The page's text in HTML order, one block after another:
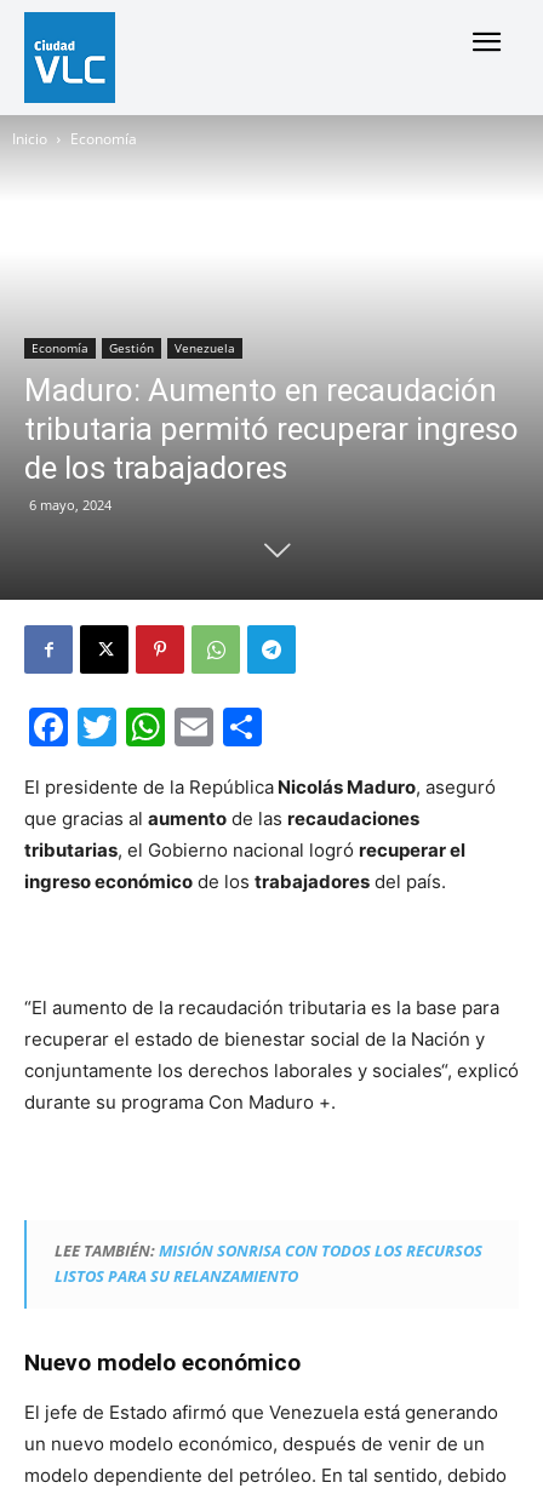
Inicio Economía
Economía Gestión Venezuela
Maduro: Aumento en recaudación
tributaria permitó recuperar ingreso
de los trabajadores
6 mayo, 2024
Facebook
Twitter
WhatsApp
Email
El presidente de la República Nicolás Maduro, aseguró
que gracias al aumento de las recaudaciones
tributarias, el Gobierno nacional logró recuperar el
ingreso económico de los trabajadores del país.
“El aumento de la recaudación tributaria es la base para
recuperar el estado de bienestar social de la Nación y
conjuntamente los derechos laborales y sociales“, explicó
durante su programa Con Maduro +.
LEE TAMBIÉN:MISIÓN SONRISA CON TODOS LOS RECURSOS
LISTOS PARA SU RELANZAMIENTO
Nuevo modelo económico
El jefe de Estado afirmó que Venezuela está generando
un nuevo modelo económico, después de venir de un
modelo dependiente del petróleo. En tal sentido, debido